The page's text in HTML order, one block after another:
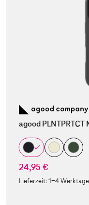
agood PLNTPRTCT
24,95 €
Lieferzeit:1-4 Werktage